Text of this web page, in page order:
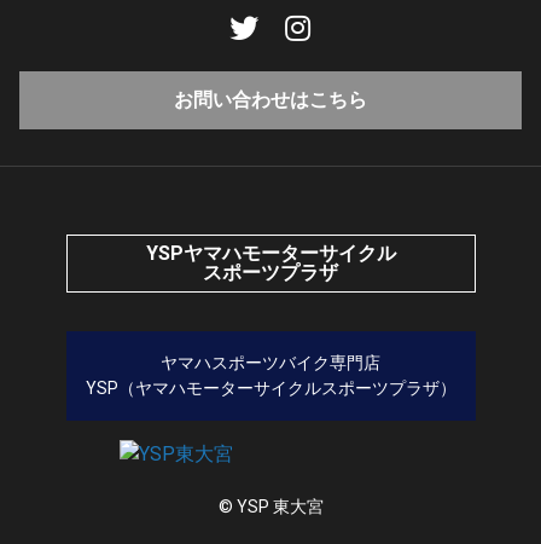
お問い合わせはこちら
YSPヤマハモーターサイクル
スポーツプラザ
ヤマハスポーツバイク専門店
YSP（ヤマハモーターサイクルスポーツプラザ）
© YSP 東大宮